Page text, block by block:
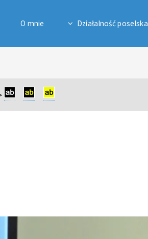
O mnie Działalność poselska